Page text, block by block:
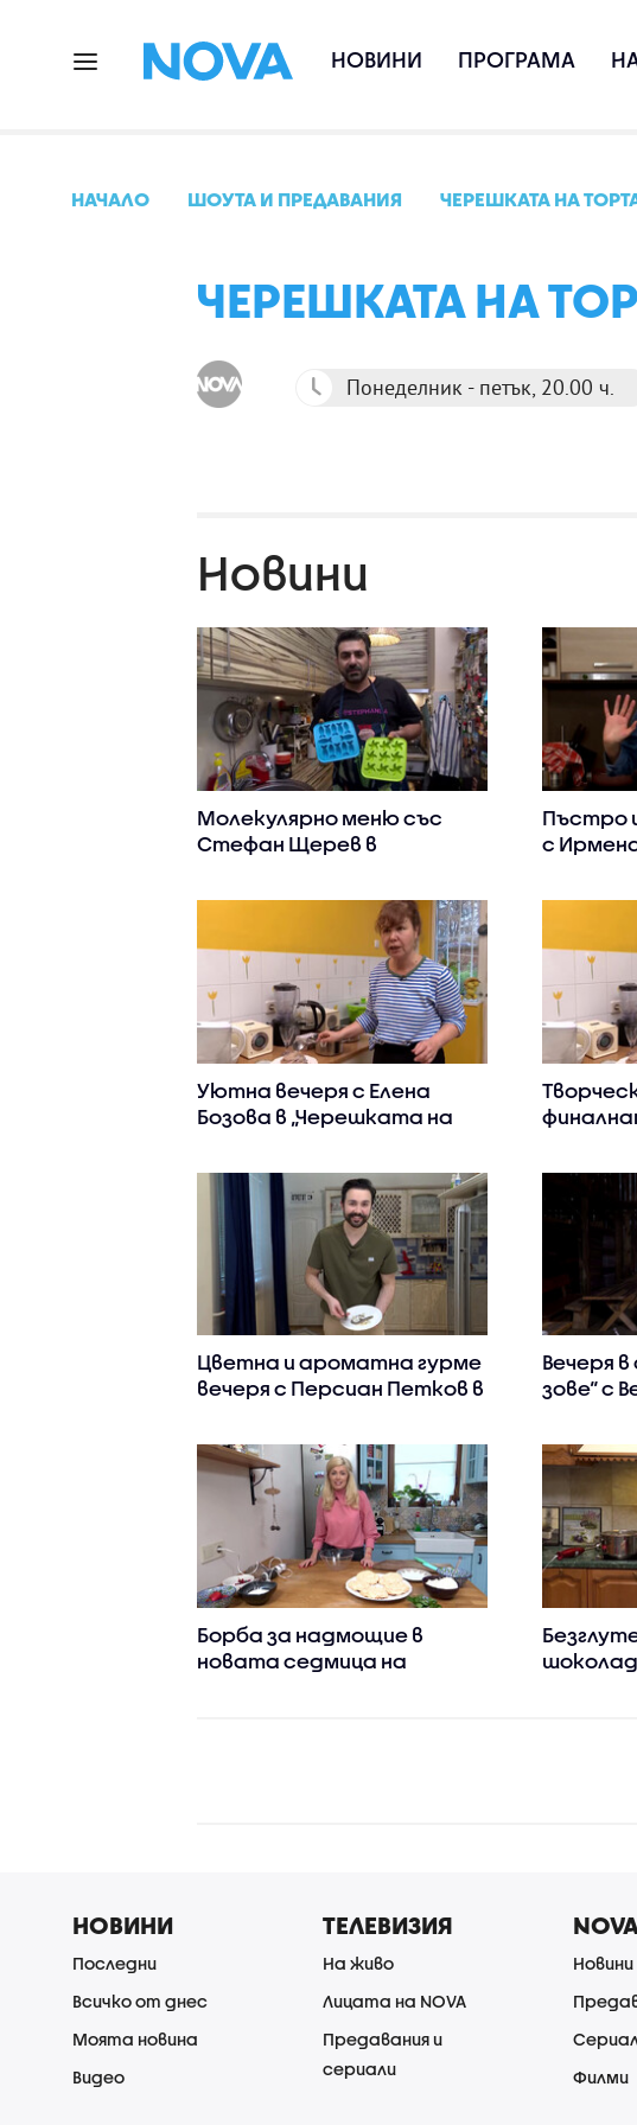
НОВИНИ ПРОГРАМА
НАЧАЛО ШОУТА И ПРЕДАВАНИЯ ЧЕРЕШКАТА НА
ЧЕРЕШКАТА НА
Понеделник - петък, 20.00 ч.
Новини
Мoлекулярно меню със
Стефан Щерев в
Пъстро
с
Уютна вечеря с Елена
Бозова в „Черешката на
Цветна и ароматна гурме
вечеря с Персиан Петков в
Вечеря
зове“ с
Борба за надмощие в
новата седмица на
НОВИНИ
Последни
Всичко от днес
Моята новина
Видео
ТЕЛЕВИЗИЯ
На живо
Лицата на NOVA
Предавания и
сериали
Новини
Филми